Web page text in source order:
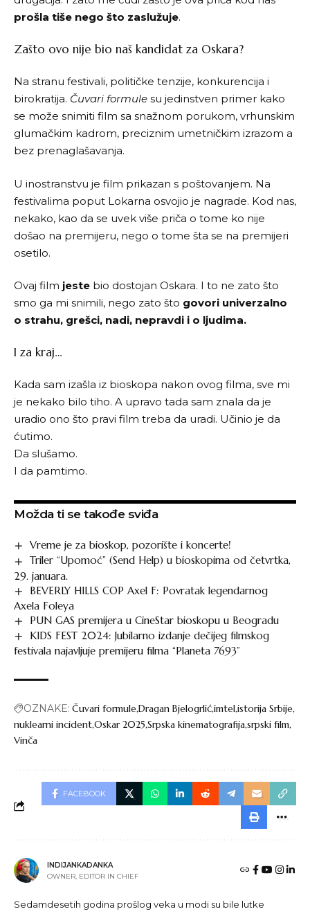
prošla tiše nego što zaslužuje.
Zašto ovo nije bio naš kandidat za Oskara?
Na stranu festivali, političke tenzije, konkurencija i
birokratija. Čuvari formule su jedinstven primer kako
se može snimiti film sa snažnom porukom, vrhunskim
glumačkim kadrom, preciznim umetničkim izrazom a
bez prenaglašavanja.
U inostranstvu je film prikazan s poštovanjem. Na
festivalima poput Lokarna osvojio je nagrade. Kod nas,
nekako, kao da se uvek više priča o tome ko nije
došao na premijeru, nego o tome šta se na premijeri
osetilo.
Ovaj film jeste bio dostojan Oskara. I to ne zato što
smo ga mi snimili, nego zato što govori univerzalno
o strahu, grešci, nadi, nepravdi i o ljudima.
I za kraj…
Kada sam izašla iz bioskopa nakon ovog filma, sve mi
je nekako bilo tiho. A upravo tada sam znala da je
uradio ono što pravi film treba da uradi. Učinio je da
ćutimo.
Da slušamo.
I da pamtimo.
Možda ti se takođe sviđa
Vreme je za bioskop, pozorište i koncerte!
Triler “Upomoć” (Send Help) u bioskopima od četvrtka,
29. januara.
BEVERLY HILLS COP Axel F: Povratak legendarnog
Axela Foleya
PUN GAS premijera u CineStar bioskopu u Beogradu
KIDS FEST 2024: Jubilarno izdanje dečijeg filmskog
festivala najavljuje premijeru filma “Planeta 7693”
OZNAKE: Čuvari formuleDragan Bjelogrlićimtelistorija Srbije
nuklearni incidentOskar 2025 Srpska kinematografijasrpski film
Vinča
FACEBOOK
INDIJANKADANKA
OWNER, EDITOR IN CHIEF
Sedamdesetih godina prošlog veka u modi su bile lutke